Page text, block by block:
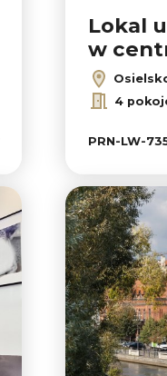
Lokal
w
4
PRN-LW-